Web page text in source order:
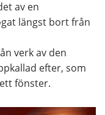
av en
längst bort från
verk av den
efter, som
fönster.